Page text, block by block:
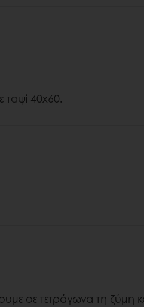
ταψί 40x60.
σε τετράγωνα τη ζύμη